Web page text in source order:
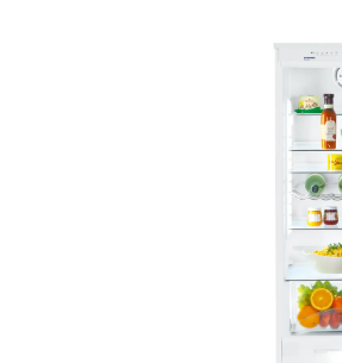
Maggiori informazioni